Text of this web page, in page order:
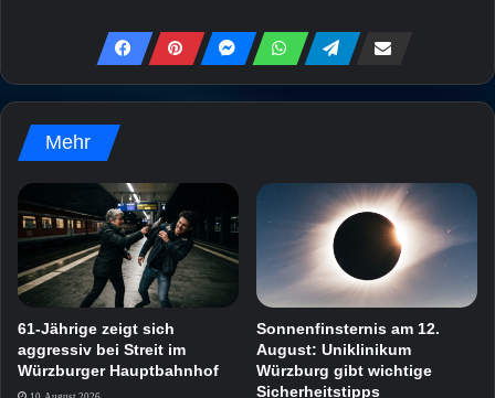
Mehr
61-Jährige zeigt sich
aggressiv bei Streit im
Würzburger Hauptbahnhof
Sonnenfinsternis am 12.
August: Uniklinikum
Würzburg gibt wichtige
Sicherheitstipps